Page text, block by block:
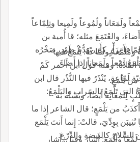
لَمْعاً ولَمَعَاناً ولُمُوعاً ولَمِيعا وتِلِمّاعاً
والعْتَمَعَ مثله؛ قا أُمية بن
بِزَأْرٍ كأَن تَهَدُّمُ طَوْدٍ، صَخْرُه
لَمْعاً ولَمَعاناً إِذا أَضاءَ.
ومُلَمَّعةٌ ولَمَّاعةٌ: يَلْمَعُ فيها
ومنه قول ابن أَحمر كَمْ
لَمّاعةٍ، يُنْذَرُ فيها النُّذُر قال ابن
الفلاةُ التي تَلْمَعُ بالسرابِ واليَلْمَعُ:
يَلْمَعٍ.
لِلَمعانِه أَيضاً، ويُشَبَّه به
من يَلْمَعٍ؛ قال الشاعر إِذا ما
بِوِدِّيَ، قالتْ: إِنما أَنتَ يَلْمَع
وأَلْمَعَ: أَشارَ وقيل: أَشار